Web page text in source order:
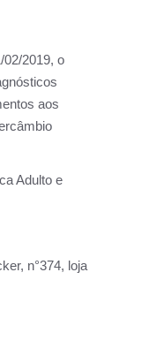
02/2019, o
aos
Adulto e
n°374, loja